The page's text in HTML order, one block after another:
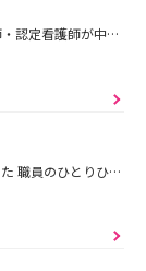
センターに勤務する専門看護師・認定看護師が中心となって地域の医療職の方々と連携を図り、がん看護のレベルアップに大きく貢献しています。
患者の皆さまがかかってよかった 職員のひとりひとりが勤めてよかった と言える病院を創ります。